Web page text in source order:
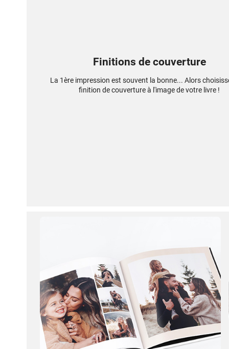
Finitions de couverture
La 1ère impression est souvent la bonne... Alors
finition de couverture à l'image de votre livre !